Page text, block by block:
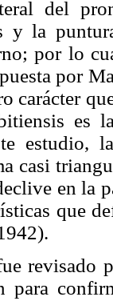
del
y la
por lo
por
carácter
es
estudio,
casi
en la
que
revisado
para